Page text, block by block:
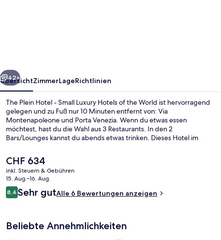
Hotels
of
the
World
Weiter
42+
ÜbersichtZimmerLageRichtlinien
The Plein Hotel - Small Luxury Hotels of the World ist hervorragend
gelegen und zu Fuß nur 10 Minuten entfernt von: Via
Montenapoleone und Porta Venezia. Wenn du etwas essen
möchtest, hast du die Wahl aus 3 Restaurants. In den 2
Bars/Lounges kannst du abends etwas trinken. Dieses Hotel im
Corso Buenos Aires und Teatro alla Scala. Die Unterkunft ist nur
einen kurzen Fußmarsch von den öffentlichen Verkehrsmitteln
entfernt: Zur U-Bahn läuft man 3 Minuten (Straßenbahnhaltestelle
Piazza Cavour) bzw. 4 Minuten (Metrostation Turati).
Der
aktuelle
Preis
beträgt
CHF 634.
CHF 634
inkl. Steuern & Gebühren
15. Aug.–16. Aug.
Bewertungen
8,48,4 von 10.
Sehr gutAlle 6 Bewertungen anzeigen
Beliebte Annehmlichkeiten